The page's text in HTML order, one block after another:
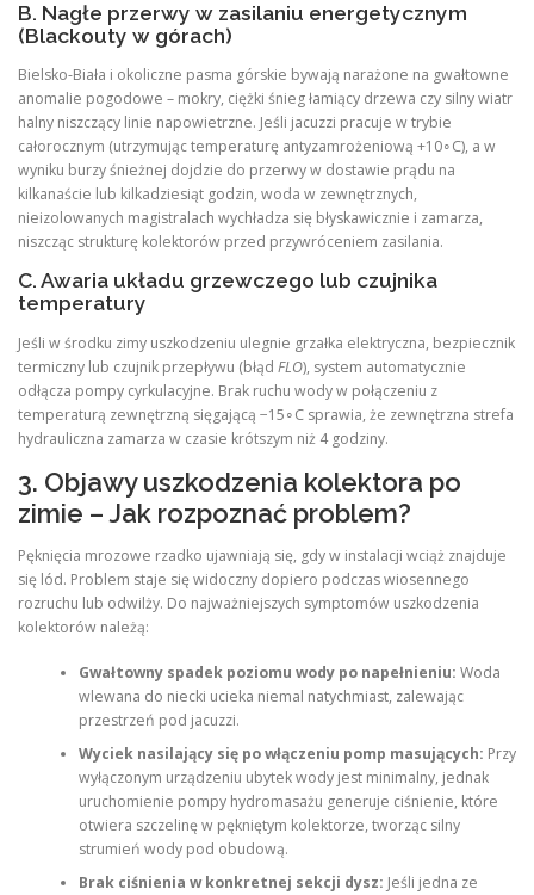
B. Nagłe przerwy w zasilaniu energetycznym
(Blackouty w górach)
Bielsko-Biała i okoliczne pasma górskie bywają narażone na gwałtowne
anomalie pogodowe – mokry, ciężki śnieg łamiący drzewa czy silny wiatr
halny niszczący linie napowietrzne. Jeśli jacuzzi pracuje w trybie
całorocznym (utrzymując temperaturę antyzamrożeniową +10∘C), a w
wyniku burzy śnieżnej dojdzie do przerwy w dostawie prądu na
kilkanaście lub kilkadziesiąt godzin, woda w zewnętrznych,
nieizolowanych magistralach wychładza się błyskawicznie i zamarza,
niszcząc strukturę kolektorów przed przywróceniem zasilania.
C. Awaria układu grzewczego lub czujnika
temperatury
Jeśli w środku zimy uszkodzeniu ulegnie grzałka elektryczna, bezpiecznik
termiczny lub czujnik przepływu (błąd FLO), system automatycznie
odłącza pompy cyrkulacyjne. Brak ruchu wody w połączeniu z
temperaturą zewnętrzną sięgającą −15∘C sprawia, że zewnętrzna strefa
hydrauliczna zamarza w czasie krótszym niż 4 godziny.
3. Objawy uszkodzenia kolektora po
zimie – Jak rozpoznać problem?
Pęknięcia mrozowe rzadko ujawniają się, gdy w instalacji wciąż znajduje
się lód. Problem staje się widoczny dopiero podczas wiosennego
rozruchu lub odwilży. Do najważniejszych symptomów uszkodzenia
kolektorów należą:
Gwałtowny spadek poziomu wody po napełnieniu: Woda
wlewana do niecki ucieka niemal natychmiast, zalewając
przestrzeń pod jacuzzi.
Wyciek nasilający się po włączeniu pomp masujących: Przy
wyłączonym urządzeniu ubytek wody jest minimalny, jednak
uruchomienie pompy hydromasażu generuje ciśnienie, które
otwiera szczelinę w pękniętym kolektorze, tworząc silny
strumień wody pod obudową.
Brak ciśnienia w konkretnej sekcji dysz: Jeśli jedna ze